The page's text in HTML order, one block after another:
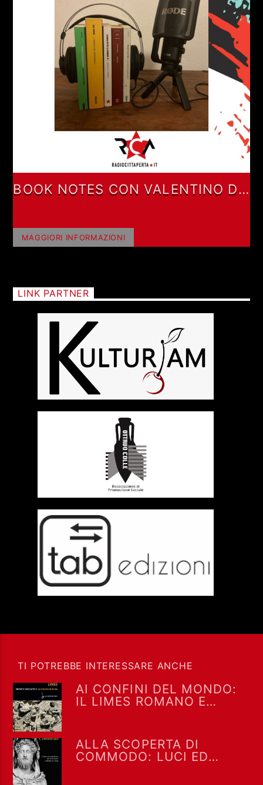
BOOK NOTES CON VALENTINO DE
MAGGIORI INFORMAZIONI
LINK PARTNER
TI POTREBBE INTERESSARE ANCHE
AI CONFINI DEL MONDO:
IL LIMES ROMANO E
ALLA SCOPERTA DI
COMMODO: LUCI ED